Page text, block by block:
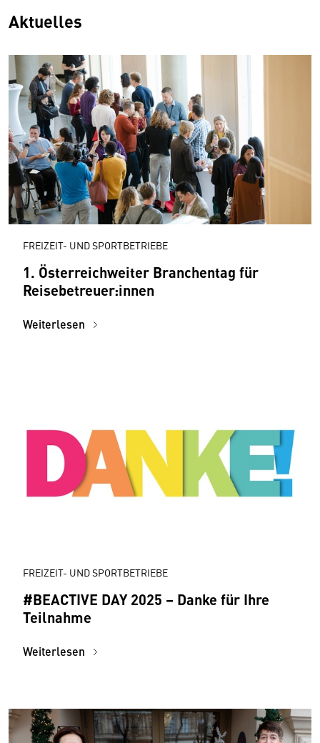
Aktuelles
FREIZEIT- UND SPORTBETRIEBE
1. Österreichweiter Branchentag für
Reisebetreuer:innen
Weiterlesen
FREIZEIT- UND SPORTBETRIEBE
#BEACTIVE DAY 2025 – Danke für Ihre
Teilnahme
Weiterlesen